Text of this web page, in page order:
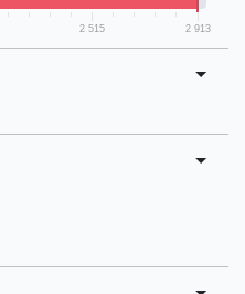
2 515 2 913